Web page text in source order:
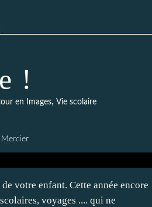
!
en Images, Vie scolaire
Mercier
votre enfant. Cette année encore
voyages .... qui ne